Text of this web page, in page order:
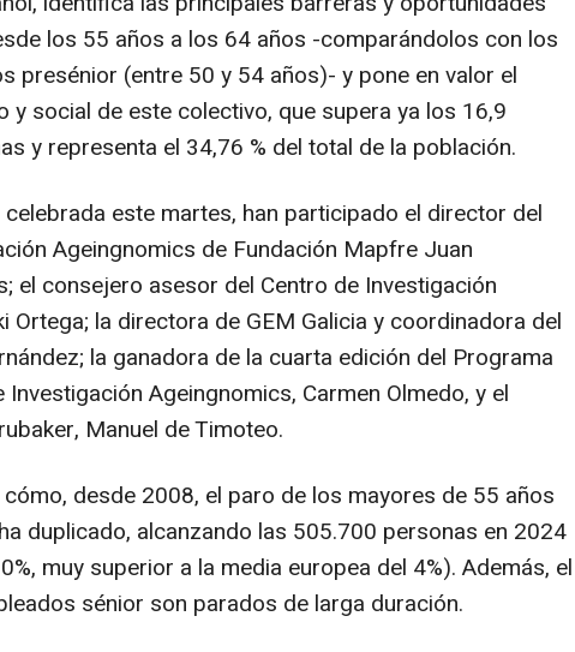
los 55 años a los 64 años -comparándolos con los
presénior (entre 50 y 54 años)- y pone en valor el
y social de este colectivo, que supera ya los 16,9
y representa el 34,76 % del total de la población.
celebrada este martes, han participado el director del
Ageingnomics de Fundación Mapfre Juan
el consejero asesor del Centro de Investigación
Ortega; la directora de GEM Galicia y coordinadora del
la ganadora de la cuarta edición del Programa
Investigación Ageingnomics, Carmen Olmedo, y el
Manuel de Timoteo.
desde 2008, el paro de los mayores de 55 años
duplicado, alcanzando las 505.700 personas en 2024
muy superior a la media europea del 4%). Además, el
sénior son parados de larga duración.